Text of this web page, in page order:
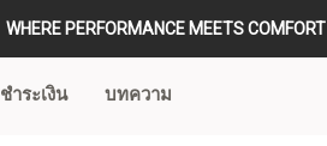
WHERE PERFORMANCE MEETS COMFORT
ชำระเงิน บทความ